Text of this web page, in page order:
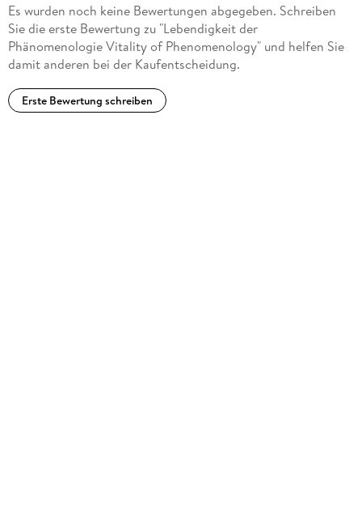
Es wurden noch keine Bewertungen abgegeben. Schreiben
Sie die erste Bewertung zu "Lebendigkeit der
Phänomenologie Vitality of Phenomenology" und helfen Sie
damit anderen bei der Kaufentscheidung.
Erste Bewertung schreiben